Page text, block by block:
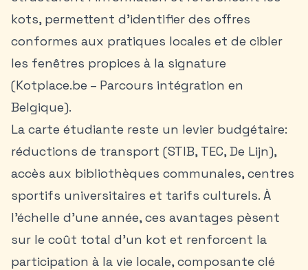
kots, permettent d’identifier des offres
conformes aux pratiques locales et de cibler
les fenêtres propices à la signature
(Kotplace.be – Parcours intégration en
Belgique).
La carte étudiante reste un levier budgétaire:
réductions de transport (STIB, TEC, De Lijn),
accès aux bibliothèques communales, centres
sportifs universitaires et tarifs culturels. À
l’échelle d’une année, ces avantages pèsent
sur le coût total d’un kot et renforcent la
participation à la vie locale, composante clé